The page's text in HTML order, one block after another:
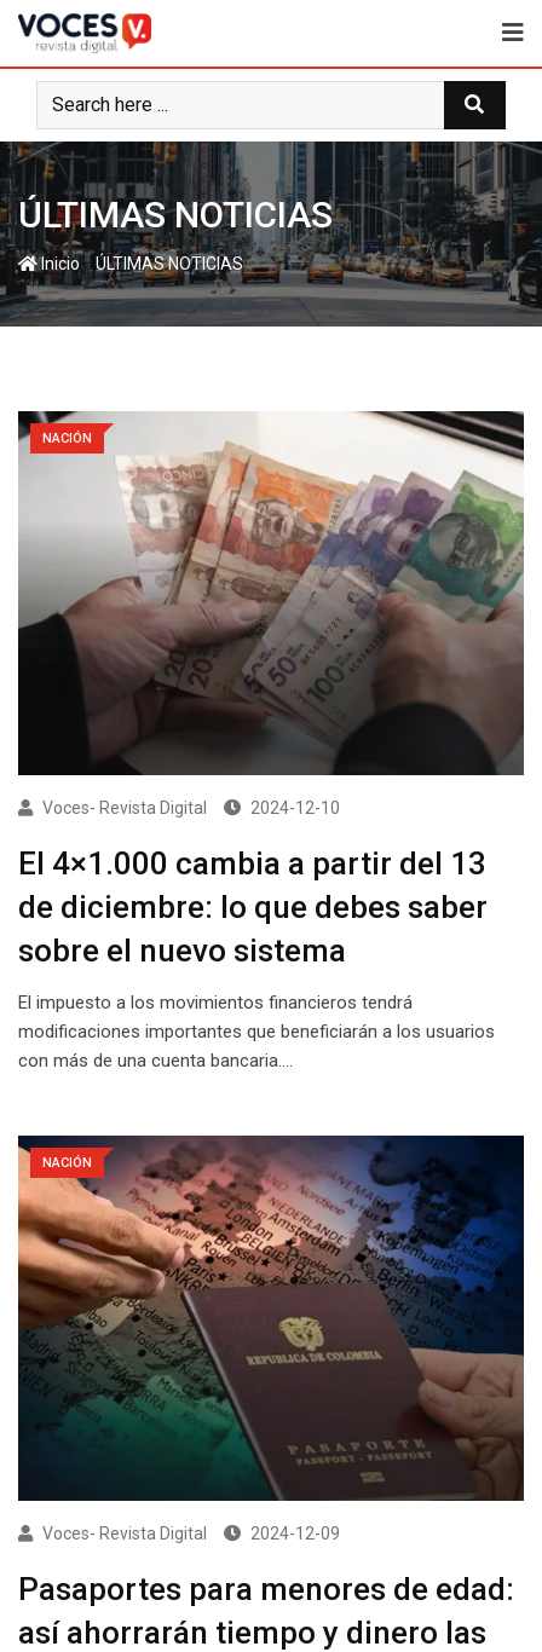
ÚLTIMAS NOTICIAS
Inicio- ÚLTIMAS NOTICIAS
NACIÓN
Voces- Revista Digital 2024-12-10
El 4×1.000 cambia a partir del 13
de diciembre: lo que debes saber
sobre el nuevo sistema
El impuesto a los movimientos financieros tendrá
modificaciones importantes que beneficiarán a los usuarios
con más de una cuenta bancaria.…
NACIÓN
Voces- Revista Digital 2024-12-09
Pasaportes para menores de edad:
así ahorrarán tiempo y dinero las